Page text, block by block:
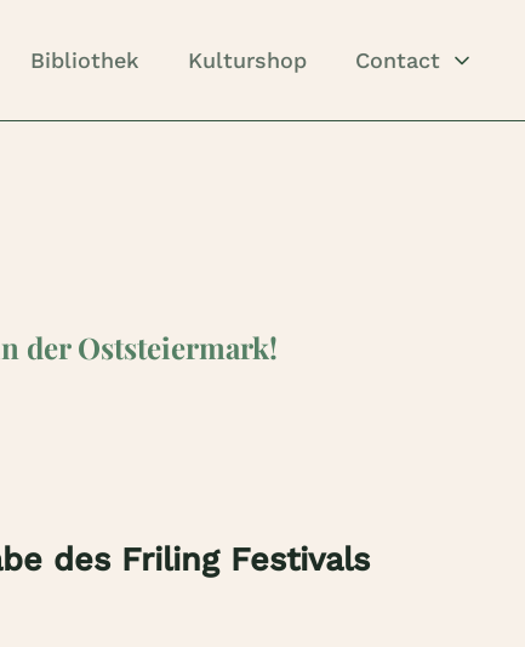
Bibliothek Kulturshop Contact
der Oststeiermark!
des Friling Festivals